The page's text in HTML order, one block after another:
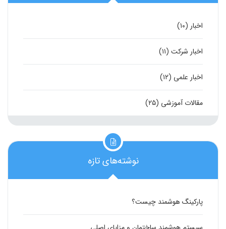
اخبار (۱۰)
اخبار شرکت (۱۱)
اخبار علمی (۱۲)
مقالات آموزشی (۲۵)
نوشته‌های تازه
پارکینگ هوشمند چیست؟